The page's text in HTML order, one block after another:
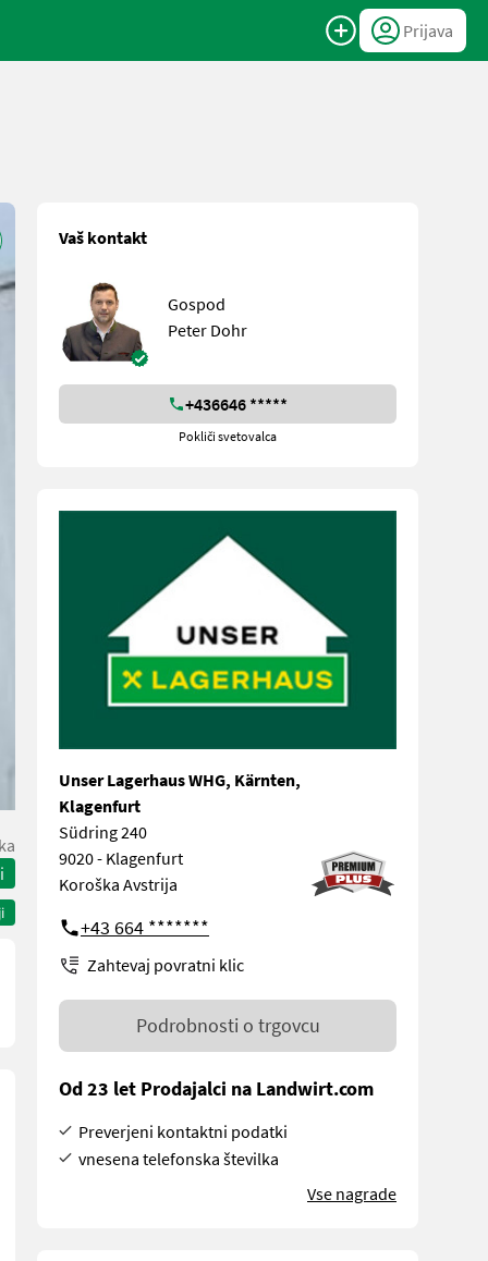
Prijava
Vaš kontakt
Gospod
Peter Dohr
+436646 *****
Pokliči svetovalca
Unser Lagerhaus WHG, Kärnten,
Klagenfurt
Südring 240
9020 - Klagenfurt
Koroška Avstrija
+43 664 *******
Zahtevaj povratni klic
Podrobnosti o trgovcu
Od 23 let Prodajalci na Landwirt.com
Preverjeni kontaktni podatki
vnesena telefonska številka
Vse nagrade